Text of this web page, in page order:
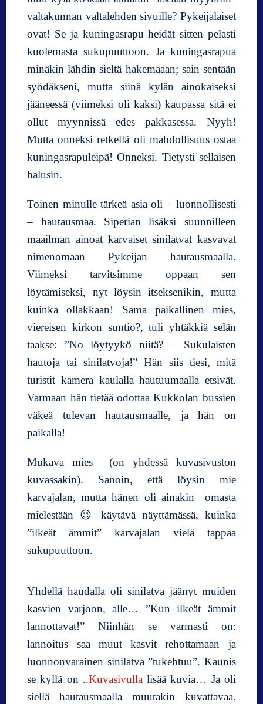
valtakunnan valtalehden sivuille? Pykeijalaiset
ovat! Se ja kuningasrapu heidät sitten pelasti
kuolemasta sukupuuttoon. Ja kuningasrapua
minäkin lähdin sieltä hakemaaan; sain sentään
syödäkseni, mutta siinä kylän ainokaiseksi
jääneessä (viimeksi oli kaksi) kaupassa sitä ei
ollut myynnissä edes pakkasessa. Nyyh!
Mutta onneksi retkellä oli mahdollisuus ostaa
kuningasrapuleipä! Onneksi. Tietysti sellaisen
halusin.
Toinen minulle tärkeä asia oli – luonnollisesti
– hautausmaa. Siperian lisäksi suunnilleen
maailman ainoat karvaiset sinilatvat kasvavat
nimenomaan Pykeijan hautausmaalla.
Viimeksi tarvitsimme oppaan sen
löytämiseksi, nyt löysin itseksenikin, mutta
kuinka ollakkaan! Sama paikallinen mies,
viereisen kirkon suntio?, tuli yhtäkkiä selän
taakse: ”No löytyykö niitä? – Sukulaisten
hautoja tai sinilatvoja!” Hän siis tiesi, mitä
turistit kamera kaulalla hautuumaalla etsivät.
Varmaan hän tietää odottaa Kukkolan bussien
väkeä tulevan hautausmaalle, ja hän on
paikalla!
Mukava mies (on yhdessä kuvasivuston
kuvassakin). Sanoin, että löysin mie
karvajalan, mutta hänen oli ainakin omasta
mielestään 😉 käytävä näyttämässä, kuinka
”ilkeät ämmit” karvajalan vielä tappaa
sukupuuttoon.
Yhdellä haudalla oli sinilatva jäänyt muiden
kasvien varjoon, alle… ”Kun ilkeät ämmit
lannottavat!” Niinhän se varmasti on:
lannoitus saa muut kasvit rehottamaan ja
luonnonvarainen sinilatva ”tukehtuu”. Kaunis
se kyllä on ..Kuvasivullalisää kuvia… Ja oli
siellä hautausmaalla muutakin kuvattavaa.